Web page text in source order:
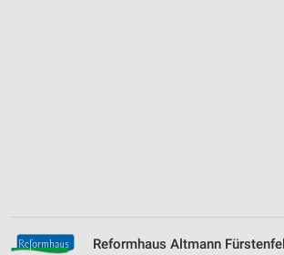
Reformhaus Altmann